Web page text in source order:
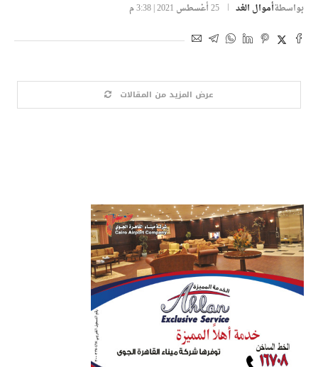
بواسطةأموال الغد 25 أغسطس 2021 | 3:38 م
عرض المزيد من المقالات